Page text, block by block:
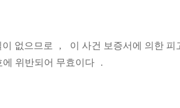
없으므로 ,
이 사건 보증서에 의한 피
에 위반되어 무효이다 .